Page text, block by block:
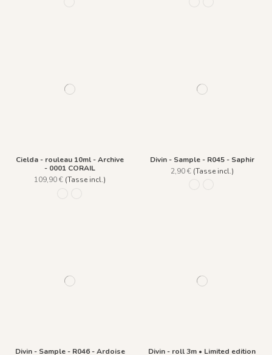
Cielda - rouleau 10ml - Archive
- 0001 CORAIL
109,90 € (Tasse incl.)
Divin - Sample - R045 - Saphir
2,90 €(Tasse incl.)
Divin - Sample - R046 - Ardoise
Divin - roll 3m • Limited edition